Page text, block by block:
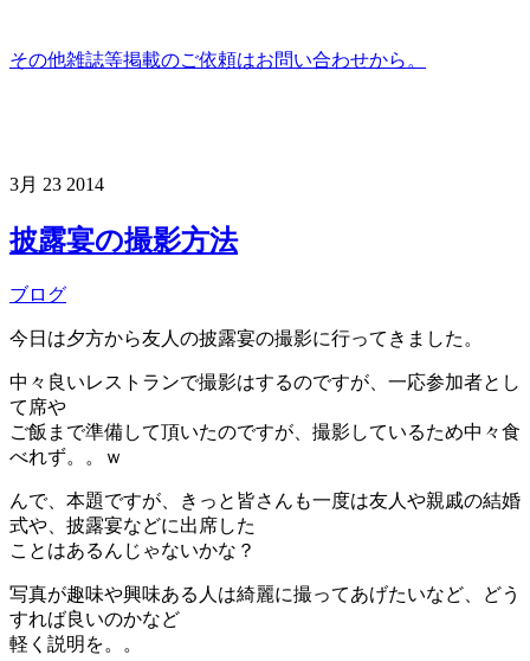
その他雑誌等掲載のご依頼はお問い合わせから。
3月 23 2014
披露宴の撮影方法
ブログ
今日は夕方から友人の披露宴の撮影に行ってきました。
中々良いレストランで撮影はするのですが、一応参加者とし
て席や
ご飯まで準備して頂いたのですが、撮影しているため中々食
べれず。。ｗ
んで、本題ですが、きっと皆さんも一度は友人や親戚の結婚
式や、披露宴などに出席した
ことはあるんじゃないかな？
写真が趣味や興味ある人は綺麗に撮ってあげたいなど、どう
すれば良いのかなど
軽く説明を。。